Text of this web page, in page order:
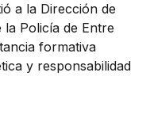
a la Dirección de
la Policía de Entre
formativa
y responsabilidad